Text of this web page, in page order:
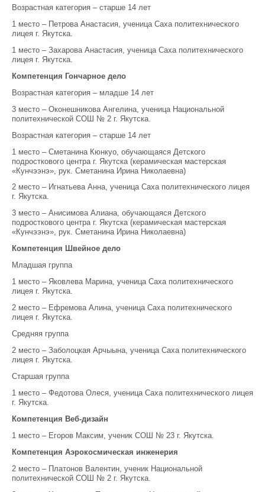
Возрастная категория – старше 14 лет
1 место – Петрова Анастасия, ученица Саха политехнического
лицея г. Якутска.
1 место – Захарова Анастасия, ученица Саха политехнического
лицея г. Якутска.
Компетенция Гончарное дело
Возрастная категория – младше 14 лет
3 место – Оконешникова Ангелина, ученица Национальной
политехнической СОШ № 2 г. Якутска.
Возрастная категория – старше 14 лет
1 место – Сметанина Кюнкуо, обучающаяся Детского
подросткового центра г. Якутска (керамическая мастерская
«Кунчээнэ», рук. Сметанина Ирина Николаевна)
2 место – Игнатьева Анна, ученица Саха политехнического лицея
г. Якутска.
3 место – Анисимова Алиана, обучающаяся Детского
подросткового центра г. Якутска (керамическая мастерская
«Кунчээнэ», рук. Сметанина Ирина Николаевна)
Компетенция Швейное дело
Младшая группа
1 место – Яковлева Марина, ученица Саха политехнического
лицея г. Якутска.
2 место – Ефремова Алина, ученица Саха политехнического
лицея г. Якутска.
Средняя группа
2 место – Заболоцкая Арчыына, ученица Саха политехнического
лицея г. Якутска.
Старшая группа
1 место – Федотова Олеся, ученица Саха политехнического лицея
г. Якутска.
Компетенция Веб-дизайн
1 место – Егоров Максим, ученик СОШ № 23 г. Якутска.
Компетенция Аэрокосмическая инженерия
2 место – Платонов Валентин, ученик Национальной
политехнической СОШ № 2 г. Якутска.